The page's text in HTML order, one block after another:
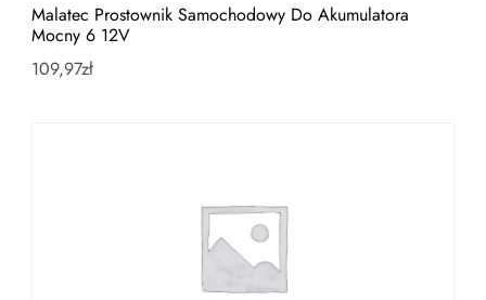
Malatec Prostownik Samochodowy Do Akumulatora
Mocny 6 12V
109,97zł